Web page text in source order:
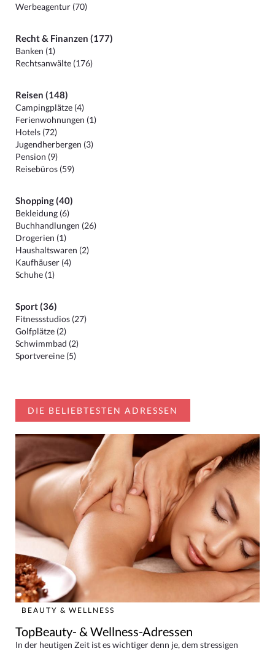
Werbeagentur (70)
Recht & Finanzen (177)
Banken (1)
Rechtsanwälte (176)
Reisen (148)
Campingplätze (4)
Ferienwohnungen (1)
Hotels (72)
Jugendherbergen (3)
Pension (9)
Reisebüros (59)
Shopping (40)
Bekleidung (6)
Buchhandlungen (26)
Drogerien (1)
Haushaltswaren (2)
Kaufhäuser (4)
Schuhe (1)
Sport (36)
Fitnessstudios (27)
Golfplätze (2)
Schwimmbad (2)
Sportvereine (5)
DIE BELIEBTESTEN ADRESSEN
BEAUTY & WELLNESS
TopBeauty- & Wellness-Adressen
In der heutigen Zeit ist es wichtiger denn je, dem stressigen